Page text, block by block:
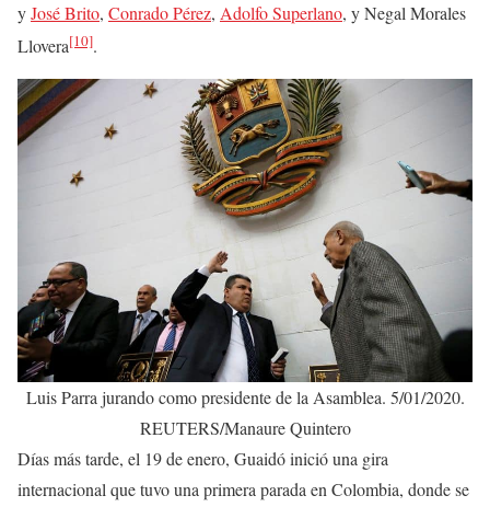
yJosé Brito, Conrado Pérez, Adolfo Superlano, y Negal Morales
Llovera[10].
Luis Parra jurando como presidente de la Asamblea. 5/01/2020.
REUTERS/Manaure Quintero
Días más tarde, el 19 de enero, Guaidó inició una gira
internacional que tuvo una primera parada en Colombia, donde se